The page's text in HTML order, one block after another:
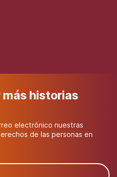
más historias
electrónico nuestras
de las personas en